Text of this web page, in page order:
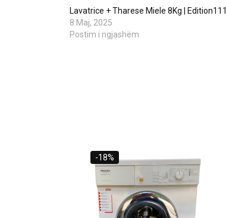
Lavatrice + Tharese Miele 8Kg | Edition111
8 Maj, 2025
Postim i ngjashëm
-18%